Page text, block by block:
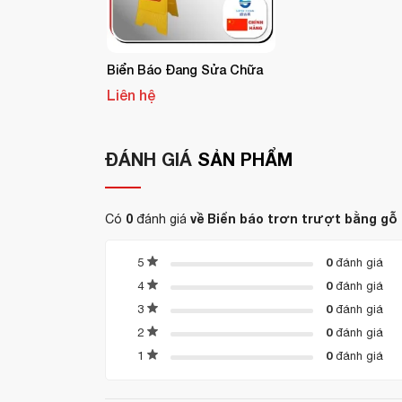
Thương hiệu:Rubbermaid
Ứng dụng thực tế:
Duy trì hình ảnh chuyên nghiệp, lịch sự
Rubbermaid – Mỹ tại Việt Nam. Chúng tôi
phù hợp cho mọi không gian dịch vụ – từ cao
Liên hệ ngay để được tư vấn và báo giá:
Website:
https://hoanmyhotelsupply.com
Email:info@hoanmyhotelsupply.com
Biển Báo Đang Sửa Chữa
Liên hệ
ĐÁNH GIÁ SẢN PHẨM
Có 0 đánh giá về Biển báo trơn trượt bằng gỗ
5 0đánh giá
4
0đánh giá
3
0đánh giá
2
0đánh giá
1
0đánh giá